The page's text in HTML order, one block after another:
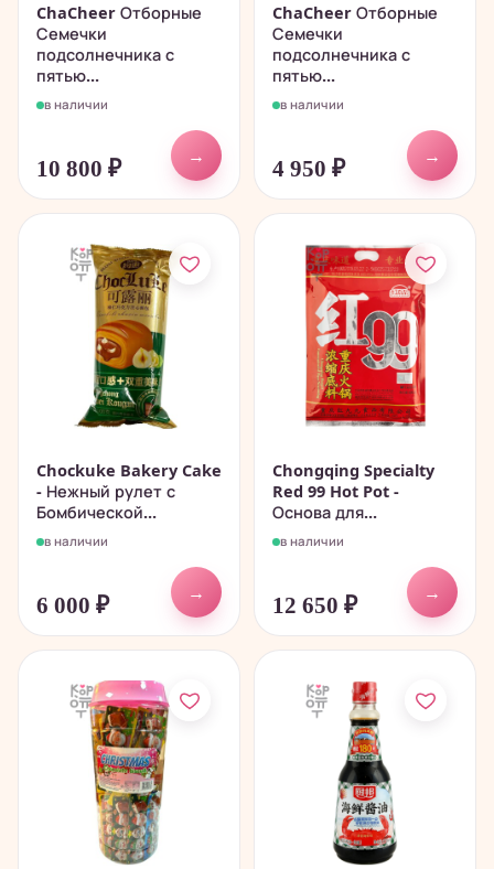
ChaCheer Отборные
Семечки
подсолнечника с
пятью...
в наличии
10 800 ₽
→
ChaCheer Отборные
Семечки
подсолнечника с
пятью...
в наличии
4 950 ₽
→
Chockuke Bakery Cake
- Нежный рулет с
Бомбической...
в наличии
6 000 ₽
→
Chongqing Specialty
Red 99 Hot Pot -
Основа для...
в наличии
12 650 ₽
→